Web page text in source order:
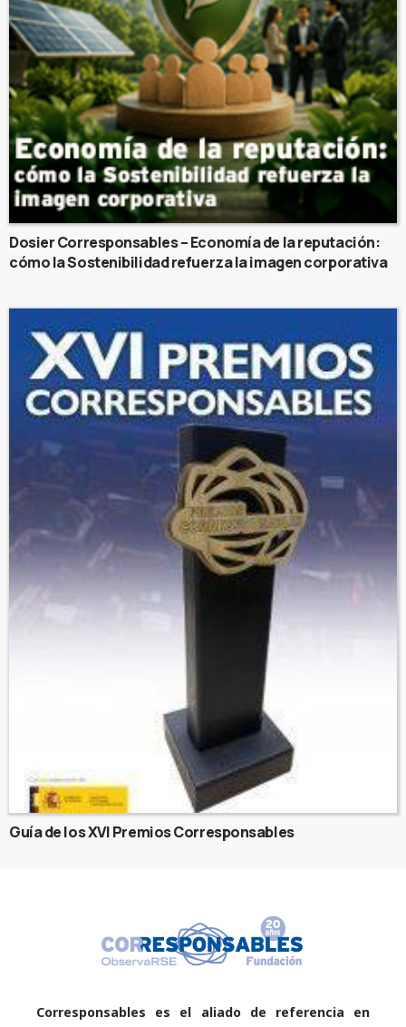
Dosier Corresponsables – Economía de la reputación:
cómo la Sostenibilidad refuerza la imagen corporativa
Guía de los XVI Premios Corresponsables
Corresponsables es el aliado de referencia en